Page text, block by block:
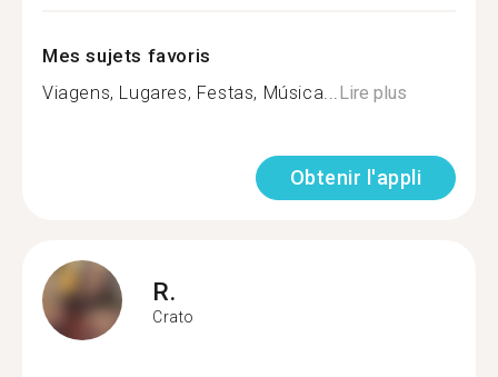
Mes sujets favoris
Viagens, Lugares, Festas, Música... Lire plus
Obtenir l'appli
R.
Crato